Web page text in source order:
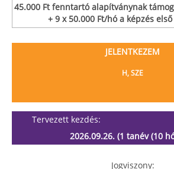
45.000 Ft fenntartó alapítványnak
+ 9 x 50.000 Ft/hó a képzés
JELENTKEZEM
H, SZE
Tervezett kezdés:
2026.09.26. (1 tanév (10
Jogviszony: